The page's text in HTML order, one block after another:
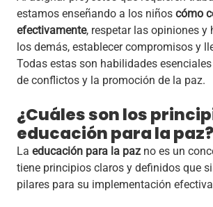
estamos enseñando a los niños cómo
efectivamente, respetar las opiniones y
los demás, establecer compromisos y
Todas estas son habilidades
de conflictos y la promoción de la paz.
¿Cuáles son los
educación para la paz?
La educación para la paz no es un
tiene principios claros y definidos que
pilares para su implementación